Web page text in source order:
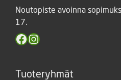
Noutopiste avoinna
17.
Facebook
Instagram
Tuoteryhmät